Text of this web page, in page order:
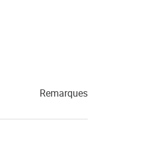
Remarques